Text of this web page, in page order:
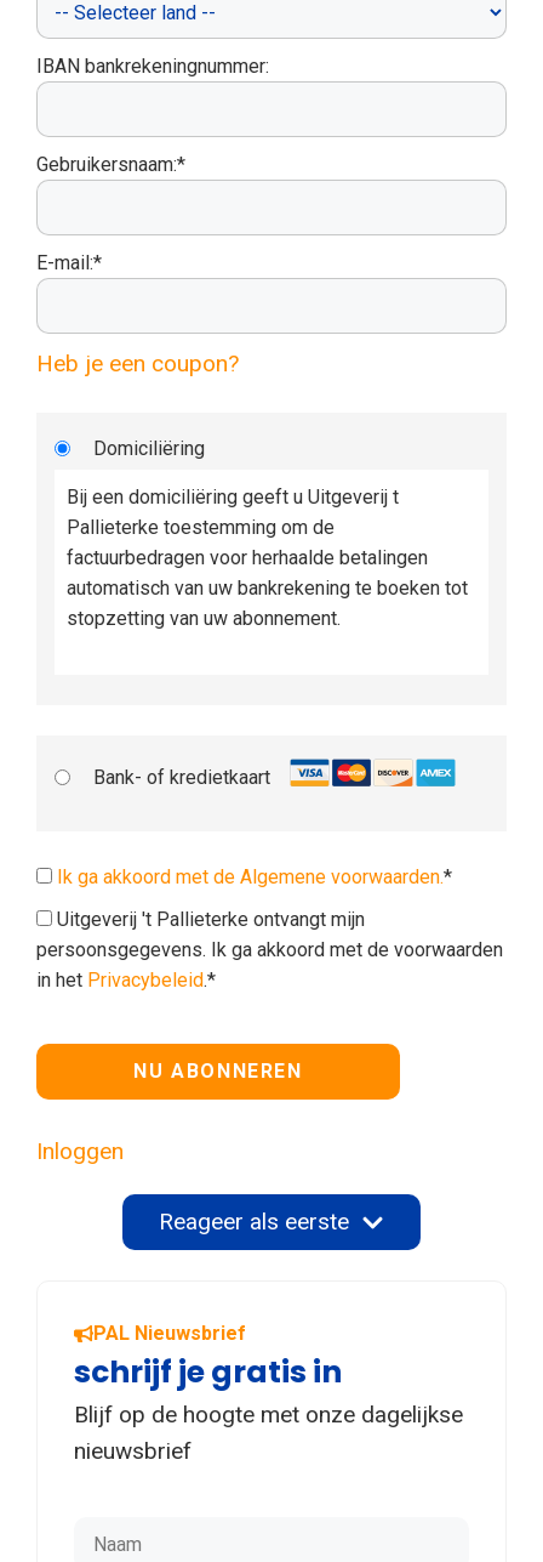
IBAN bankrekeningnummer:
Gebruikersnaam:*
E-mail:*
Heb je een coupon?
Domiciliëring
Bij een domiciliëring geeft u Uitgeverij t
Pallieterke toestemming om de
factuurbedragen voor herhaalde betalingen
automatisch van uw bankrekening te boeken tot
stopzetting van uw abonnement.
Bank- of kredietkaart
Ik ga akkoord met de Algemene voorwaarden.*
Uitgeverij 't Pallieterke ontvangt mijn
persoonsgegevens. Ik ga akkoord met de voorwaarden
in het Privacybeleid.*
Geen waarde
Inloggen
Reageer als eerste
PAL Nieuwsbrief
schrijf je gratis in
Blijf op de hoogte met onze dagelijkse
nieuwsbrief